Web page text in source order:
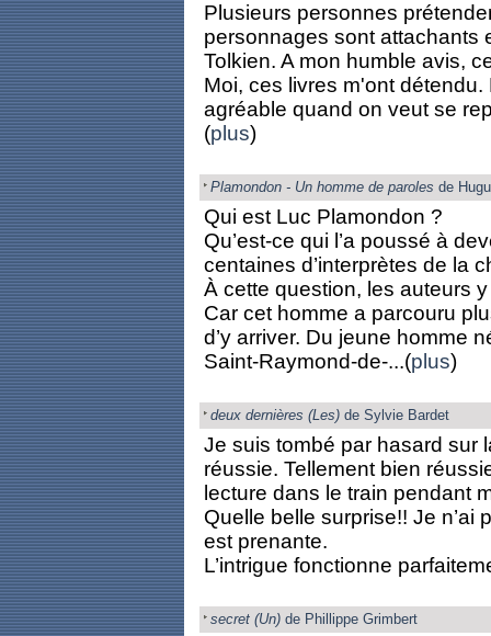
Plusieurs personnes
personnages sont attachants
Tolkien. A mon humble avis,
Moi, ces livres m'ont
agréable quand on veut se
(plus)
Plamondon - Un homme de paroles de
Qui est Luc Plamondon ?
Qu’est-ce qui l’a poussé à
centaines d’interprètes de la
À cette question, les auteurs
Car cet homme a parcouru
d’y arriver. Du jeune homme
Saint-Raymond-de-...(plus)
deux dernières (Les)de Sylvie Bardet
Je suis tombé par hasard sur
réussie. Tellement bien
lecture dans le train pendant
Quelle belle surprise!! Je n’ai
est prenante.
L’intrigue fonctionne
secret (Un)de Phillippe Grimbert